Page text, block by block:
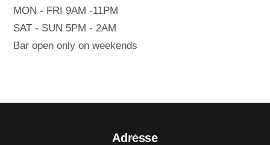
MON - FRI 9AM -11PM
SAT - SUN 5PM - 2AM
Bar open only on weekends
Back
Adresse